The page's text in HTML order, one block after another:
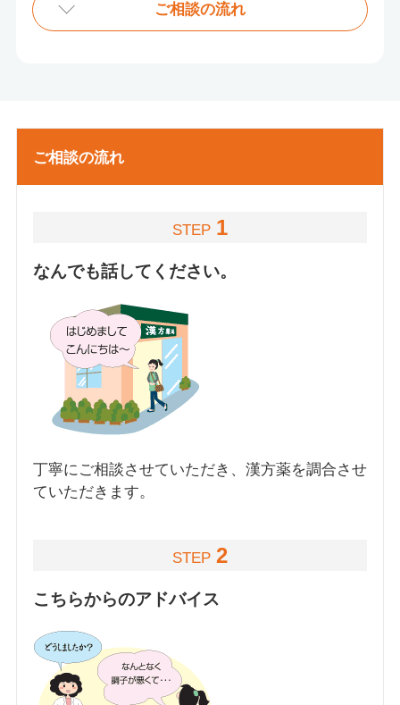
ご相談の流れ
ご相談の流れ
STEP 1
なんでも話してください。
丁寧にご相談させていただき、漢方薬を調合させ
ていただきます。
STEP 2
こちらからのアドバイス